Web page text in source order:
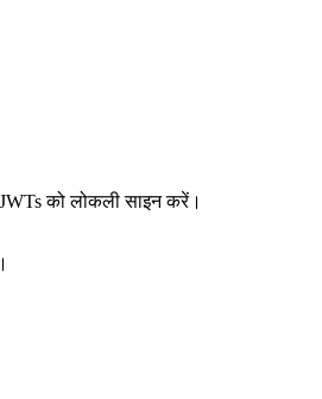
को लोकली साइन करें।